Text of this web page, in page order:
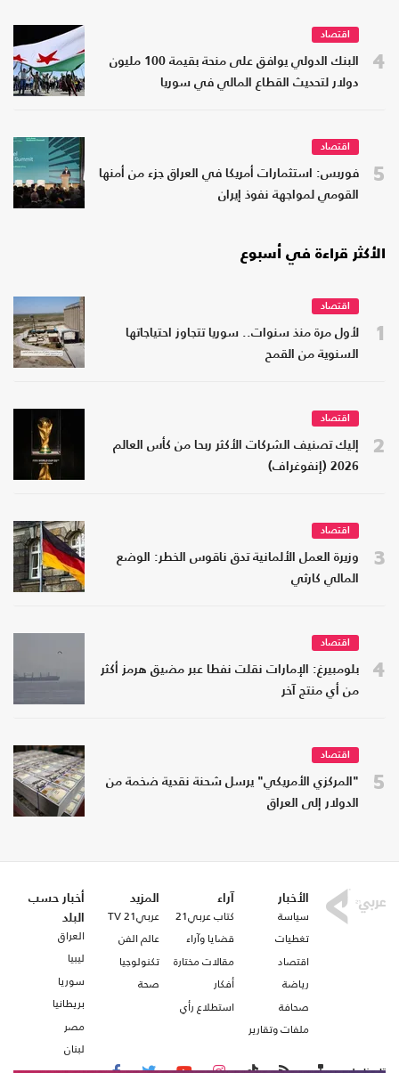
4
اقتصاد
البنك الدولي يوافق على منحة بقيمة 100 مليون
دولار لتحديث القطاع المالي في سوريا
5
اقتصاد
فوربس: استثمارات أمريكا في العراق جزء من أمنها
القومي لمواجهة نفوذ إيران
الأكثر قراءة في أسبوع
1
اقتصاد
لأول مرة منذ سنوات.. سوريا تتجاوز احتياجاتها
السنوية من القمح
2
اقتصاد
إليك تصنيف الشركات الأكثر ربحا من كأس العالم
2026 (إنفوغراف)
3
اقتصاد
وزيرة العمل الألمانية تدق ناقوس الخطر: الوضع
المالي كارثي
4
اقتصاد
بلومبيرغ: الإمارات نقلت نفطا عبر مضيق هرمز أكثر
من أي منتج آخر
5
اقتصاد
"المركزي الأمريكي" يرسل شحنة نقدية ضخمة من
الدولار إلى العراق
الأخبار
سياسة
تغطيات
اقتصاد
رياضة
صحافة
ملفات وتقارير
آراء
كتاب عربي21
قضايا وآراء
مقالات مختارة
أفكار
استطلاع رأي
المزيد
عربي21 TV
عالم الفن
تكنولوجيا
صحة
أخبار حسب
البلد
العراق
ليبيا
سوريا
بريطانيا
مصر
لبنان